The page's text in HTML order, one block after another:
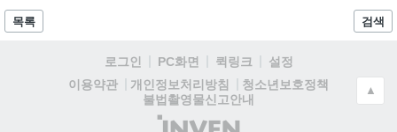
목록 검색
로그인 PC화면 퀵링크
설정
이용약관
개인정보처리방침
청소년보호정책
불법촬영물신고안내
(주)
▲